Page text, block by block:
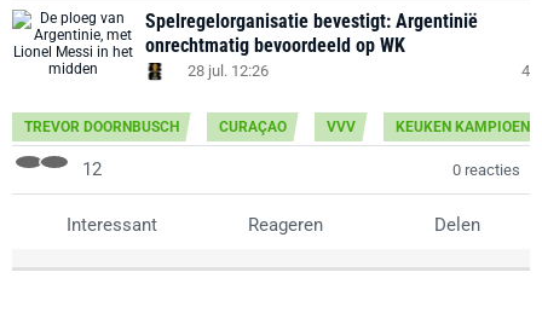
Spelregelorganisatie bevestigt: Argentinië
onrechtmatig bevoordeeld op WK
28 jul. 12:26 4
TREVOR DOORNBUSCH CURAÇAO VVV KEUKEN KAMPIOEN
12 0 reacties
Interessant Reageren Delen